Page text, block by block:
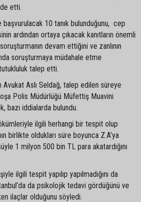
etti.
10 tanık bulunduğunu, cep
ardından ortaya çıkacak kanıtların önemli
devam ettiğini ve zanlının
soruşturmaya müdahale etme
tutukluluk talep etti.
Avukat Aslı Seldağ, talep edilen süreye
Polis Müdürlüğü Müfettiş Muavini
bazı iddialarda bulundu.
ilgili herhangi bir tespit olup
birlikte oldukları süre boyunca Z.A’ya
1 milyon 500 bin TL para akatardığını
ilgili tespit yapılıp yapılmadığını da
da psikolojik tedavi gördüğünü ve
ilaçlar olduğunu söyledi.